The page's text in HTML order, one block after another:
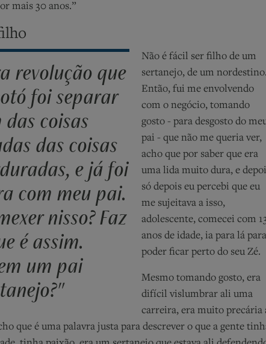
mais 30 anos.”
revolução que
foi separar
coisas
das coisas
e já foi
com meu pai.
nisso? Faz
é assim.
um pai
Não é fácil ser filho de um
sertanejo, de um nordestino.
Então, fui me envolvendo
com o negócio, tomando
gosto - para desgosto do
pai - que não me queria ver,
acho que por saber que era
uma lida muito dura, e
só depois eu percebi que eu
me sujeitava a isso,
adolescente, comecei com
anos de idade, ia para lá para
poder ficar perto do seu Zé.
Mesmo tomando gosto, era
difícil vislumbrar ali uma
carreira, era muito precária
que é uma palavra justa para descrever o que a gente